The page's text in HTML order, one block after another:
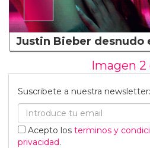
Justin Bieber desnudo
Imagen 2
Suscribete a nuestra newsletter:
Acepto los terminos y
privacidad.